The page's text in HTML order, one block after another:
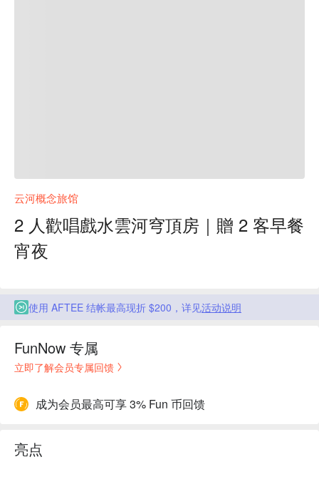
云河概念旅馆
2 人歡唱戲水雲河穹頂房｜贈 2 客早餐
宵夜
使用 AFTEE 结帐最高现折 $200，详见活动说明
FunNow 专属
立即了解会员专属回馈
成为会员最高可享 3% Fun 币回馈
亮点